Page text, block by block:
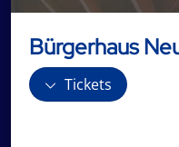
Bürgerhaus
Tickets